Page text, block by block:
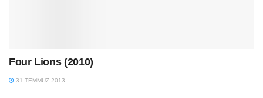
Four Lions (2010)
31 TEMMUZ 2013